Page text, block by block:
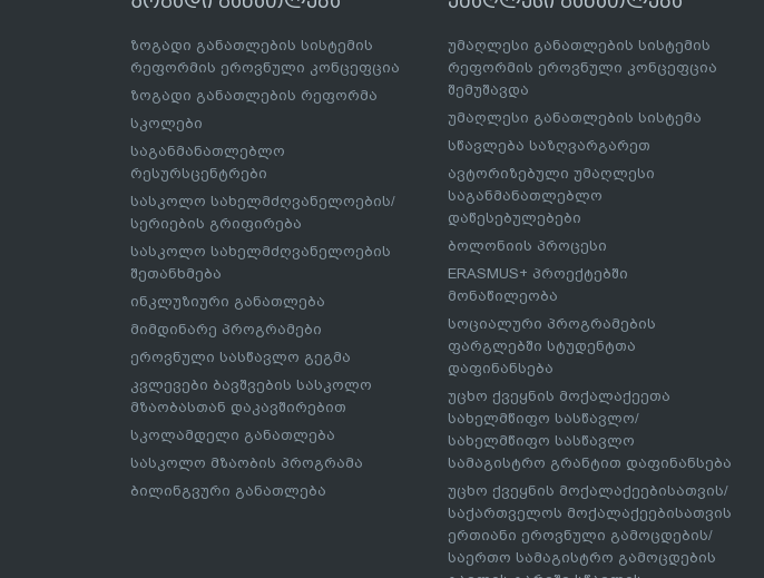
ზოგადი განათლების სისტემის
რეფორმის ეროვნული კონცეფცია
ზოგადი განათლების რეფორმა
სკოლები
საგანმანათლებლო
რესურსცენტრები
სასკოლო სახელმძღვანელოების/
სერიების გრიფირება
სასკოლო სახელმძღვანელოების
შეთანხმება
ინკლუზიური განათლება
მიმდინარე პროგრამები
ეროვნული სასწავლო გეგმა
კვლევები ბავშვების სასკოლო
მზაობასთან დაკავშირებით
სკოლამდელი განათლება
სასკოლო მზაობის პროგრამა
ბილინგვური განათლება
უმაღლესი განათლების სისტემის
რეფორმის ეროვნული კონცეფცია
შემუშავდა
უმაღლესი განათლების სისტემა
სწავლება საზღვარგარეთ
ავტორიზებული უმაღლესი
საგანმანათლებლო
დაწესებულებები
ბოლონიის პროცესი
ERASMUS+ პროექტებში
მონაწილეობა
სოციალური პროგრამების
ფარგლებში სტუდენტთა
დაფინანსება
უცხო ქვეყნის მოქალაქეეთა
სახელმწიფო სასწავლო/
სახელმწიფო სასწავლო
სამაგისტრო გრანტით დაფინანსება
უცხო ქვეყნის მოქალაქეებისათვის/
საქართველოს მოქალაქეებისათვის
ერთიანი ეროვნული გამოცდების/
საერთო სამაგისტრო გამოცდების